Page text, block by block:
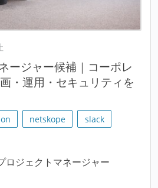
ージャー候補｜コーポレ
・運用・セキュリティを
netskope
slack
ロジェクトマネージャー